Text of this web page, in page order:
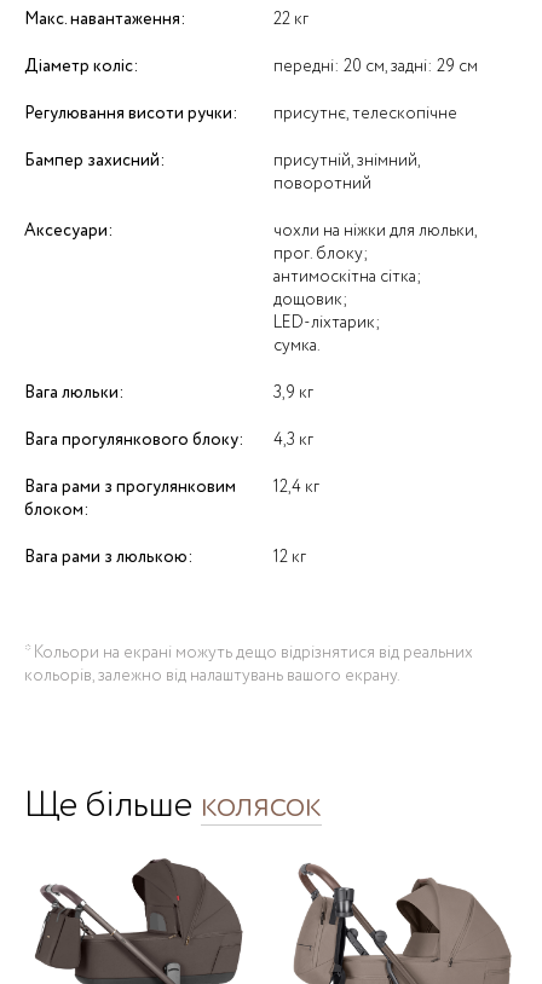
Макс. навантаження: 22 кг
Діаметр коліс: передні: 20 см, задні: 29 см
Регулювання висоти ручки: присутнє, телескопічне
Бампер захисний:
присутній, знімний,
поворотний
Аксесуари:
чохли на ніжки для люльки,
прог. блоку;
антимоскітна сітка;
дощовик;
LED-ліхтарик;
сумка.
Вага люльки: 3,9 кг
Вага прогулянкового блоку: 4,3 кг
Вага рами з прогулянковим
блоком:
12,4 кг
Вага рами з люлькою: 12 кг
* Кольори на екрані можуть дещо відрізнятися від реальних
кольорів, залежно від налаштувань вашого екрану.
Ще більше колясок